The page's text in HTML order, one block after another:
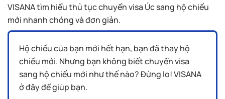
VISANA tìm hiểu thủ tục chuyển visa Úc sang hộ chiếu
mới nhanh chóng và đơn giản.
Hộ chiếu của bạn mới hết hạn, bạn đã thay hộ
chiếu mới. Nhưng bạn không biết chuyển visa
sang hộ chiếu mới như thế nào? Đừng lo! VISANA
ở đây để giúp bạn.